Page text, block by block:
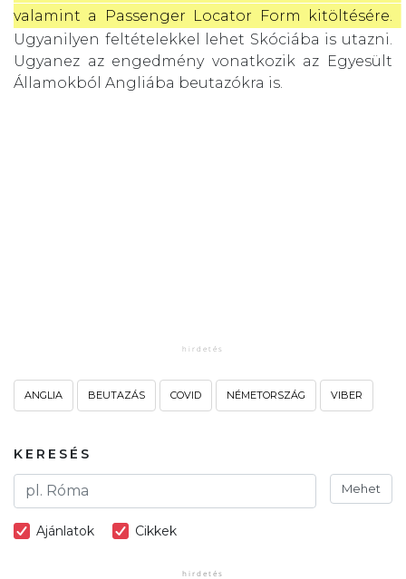
Ugyanilyen feltételekkel lehet Skóciába is utazni.
Ugyanez az engedmény vonatkozik az Egyesült
Államokból Angliába beutazókra is.
ANGLIA BEUTAZÁS COVID NÉMETORSZÁG VIBER
KERESÉS
Mehet
Ajánlatok Cikkek